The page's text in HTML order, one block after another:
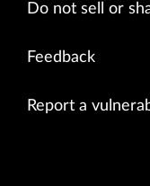
Do not sell or
Feedback
Report a